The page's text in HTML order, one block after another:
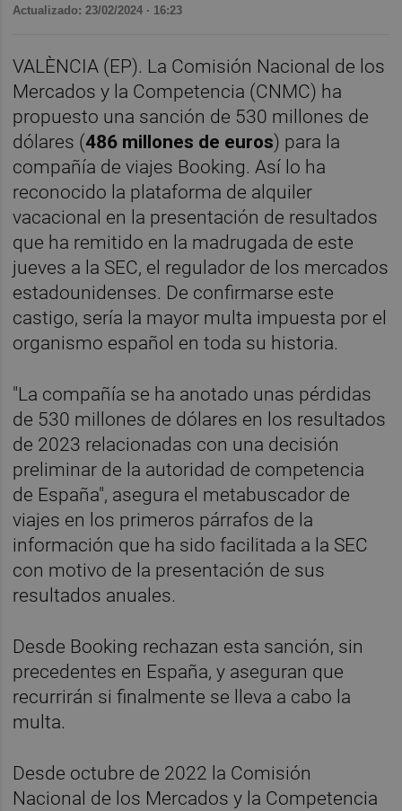
Actualizado: 23/02/2024 · 16:23
VALÈNCIA (EP). La Comisión Nacional de los
Mercados y la Competencia (CNMC) ha
propuesto una sanción de 530 millones de
dólares (486 millones de euros) para la
compañía de viajes Booking. Así lo ha
reconocido la plataforma de alquiler
vacacional en la presentación de resultados
que ha remitido en la madrugada de este
jueves a la SEC, el regulador de los mercados
estadounidenses. De confirmarse este
castigo, sería la mayor multa impuesta por el
organismo español en toda su historia.
"La compañía se ha anotado unas pérdidas
de 530 millones de dólares en los resultados
de 2023 relacionadas con una decisión
preliminar de la autoridad de competencia
de España", asegura el metabuscador de
viajes en los primeros párrafos de la
información que ha sido facilitada a la SEC
con motivo de la presentación de sus
resultados anuales.
Desde Booking rechazan esta sanción, sin
precedentes en España, y aseguran que
recurrirán si finalmente se lleva a cabo la
multa.
Desde octubre de 2022 la Comisión
Nacional de los Mercados y la Competencia